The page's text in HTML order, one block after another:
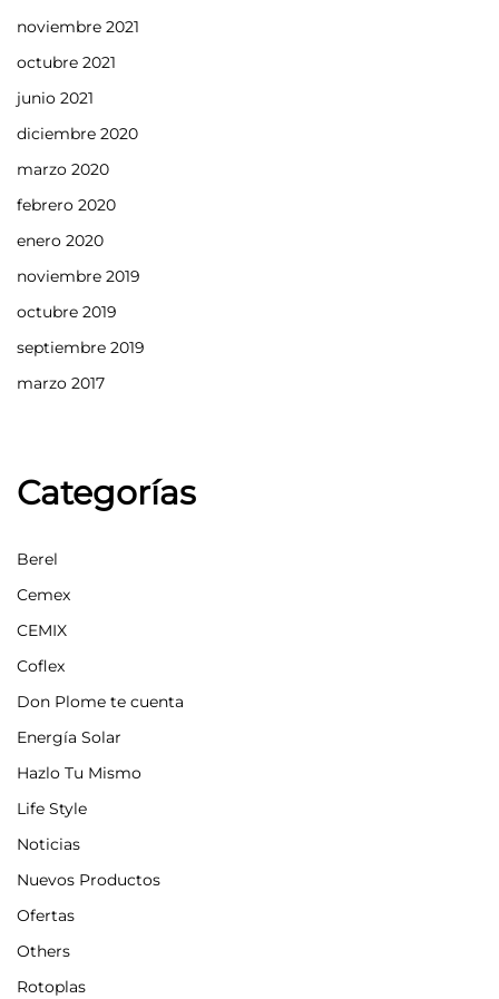
noviembre 2021
octubre 2021
junio 2021
diciembre 2020
marzo 2020
febrero 2020
enero 2020
noviembre 2019
octubre 2019
septiembre 2019
marzo 2017
Categorías
Berel
Cemex
CEMIX
Coflex
Don Plome te cuenta
Energía Solar
Hazlo Tu Mismo
Life Style
Noticias
Nuevos Productos
Ofertas
Others
Rotoplas